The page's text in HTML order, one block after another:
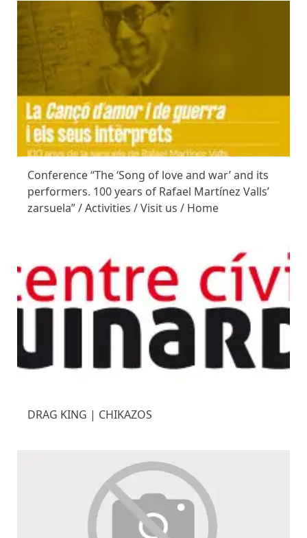
Conference “The ‘Song of love and war’ and its
performers. 100 years of Rafael Martínez Valls’
zarsuela” / Activities / Visit us / Home
DRAG KING | CHIKAZOS